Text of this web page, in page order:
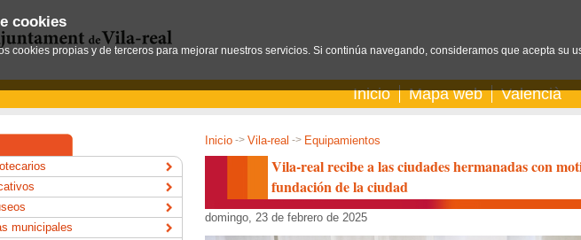
Inicio Mapa web Valencià
Inicio -> Vila-real -> Equipamientos
Vila-real recibe a las ciudades hermanadas con
fundación de la ciudad
domingo, 23 de febrero de 2025
municipales
cookies
cookies propias y de terceros para mejorar nuestros servicios. Si continúa navegando, consideramos que acepta su